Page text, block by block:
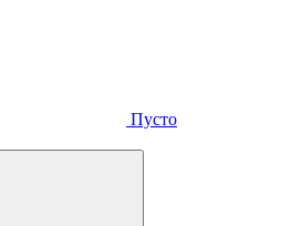
Пусто